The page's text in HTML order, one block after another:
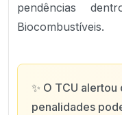
pendências
Biocombustíveis.
✨ O TCU
penalidades